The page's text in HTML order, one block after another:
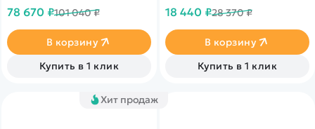
осевом подвесе, складной
видеопроцессор&nbsp;Ambarella&nbsp;H22
78 670 ₽101 040 ₽
В корзину
Купить в 1 клик
минут. Дальность более 700
40 км/ч!
18 440 ₽28 370 ₽
В корзину
Купить в 1 клик
Хит продаж